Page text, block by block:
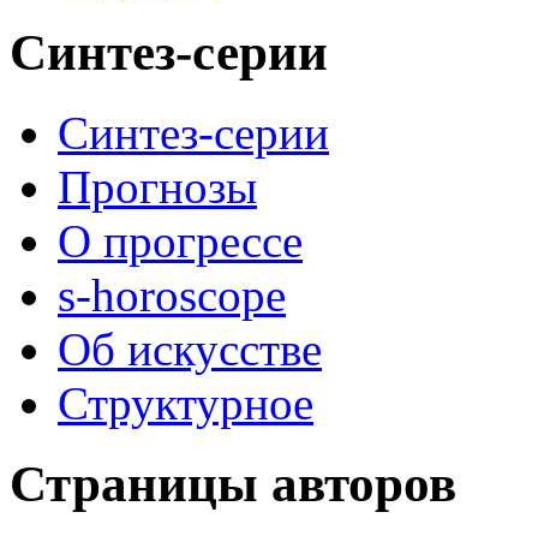
Синтез-серии
Синтез-серии
Прогнозы
О прогрессе
s-horoscope
Об искусстве
Структурное
Страницы авторов